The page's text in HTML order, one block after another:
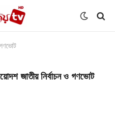
জাতীয় নির্বাচন ও গণভোট